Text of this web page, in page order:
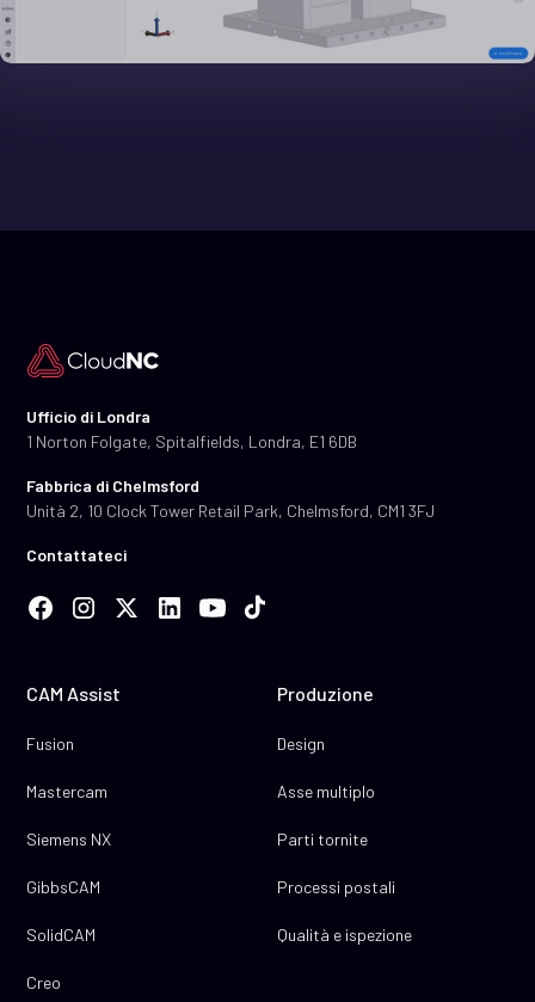
Ufficio di Londra
1 Norton Folgate, Spitalfields, Londra, E1 6DB
Fabbrica di Chelmsford
Unità 2, 10 Clock Tower Retail Park, Chelmsford, CM1 3FJ
Contattateci
CAM Assist
Fusion
Mastercam
Siemens NX
GibbsCAM
SolidCAM
Creo
Produzione
Design
Asse multiplo
Parti tornite
Processi postali
Qualità e ispezione